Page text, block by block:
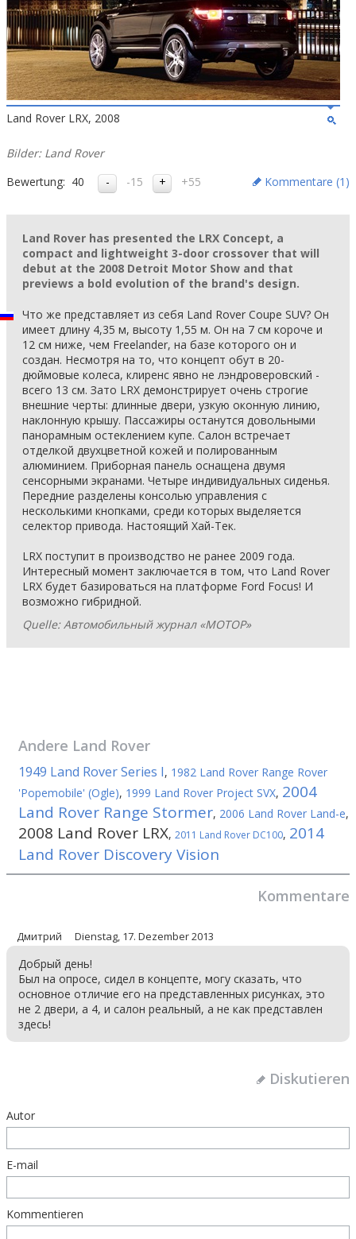
Land Rover LRX, 2008
Bilder: Land Rover
Bewertung: 40 -15 +55 Kommentare (1 )
Land Rover has presented the LRX Concept, a
compact and lightweight 3-door crossover that will
debut at the 2008 Detroit Motor Show and that
previews a bold evolution of the brand's design.
Что же представляет из себя Land Rover Coupe SUV? Он
имеет длину 4,35 м, высоту 1,55 м. Он на 7 см короче и
12 см ниже, чем Freelander, на базе которого он и
создан. Несмотря на то, что концепт обут в 20-
дюймовые колеса, клиренс явно не лэндроверовский -
всего 13 см. Зато LRX демонстрирует очень строгие
внешние черты: длинные двери, узкую оконную линию,
наклонную крышу. Пассажиры останутся довольными
панорамным остеклением купе. Салон встречает
отделкой двухцветной кожей и полированным
алюминием. Приборная панель оснащена двумя
сенсорными экранами. Четыре индивидуальных сиденья.
Передние разделены консолью управления с
несколькими кнопками, среди которых выделяется
селектор привода. Настоящий Хай-Тек.
LRX поступит в производство не ранее 2009 года.
Интересный момент заключается в том, что Land Rover
LRX будет базироваться на платформе Ford Focus! И
возможно гибридной.
Quelle: Автомобильный журнал «МОТОР»
Andere Land Rover
1949 Land Rover Series I, 1982 Land Rover Range Rover
'Popemobile' (Ogle), 1999 Land Rover Project SVX, 2004
Land Rover Range Stormer, 2006 Land Rover Land-e,
2008 Land Rover LRX, 2011 Land Rover DC100, 2014
Land Rover Discovery Vision
Kommentare
Дмитрий Dienstag, 17. Dezember 2013
Добрый день!
Был на опросе, сидел в концепте, могу сказать, что
основное отличие его на представленных рисунках, это
не 2 двери, а 4, и салон реальный, а не как представлен
здесь!
Diskutieren
Autor
E-mail
Kommentieren